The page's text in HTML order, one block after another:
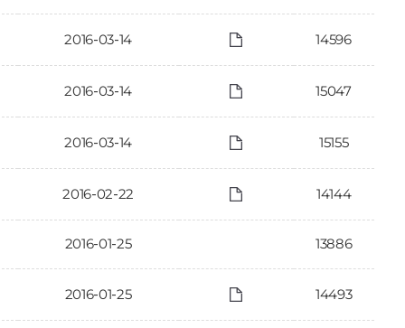
2016-03-14 14596
2016-03-14 15047
2016-03-14 15155
2016-02-22 14144
2016-01-25 13886
2016-01-25 14493